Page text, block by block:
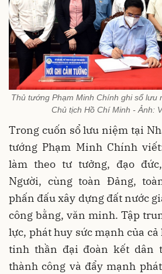
Thủ tướng Phạm Minh Chính ghi sổ lưu
Chủ tịch Hồ Chí Minh - Ảnh:
Trong cuốn sổ lưu niệm tại
tướng Phạm Minh Chính
làm theo tư tưởng, đạo
Người, cùng toàn Đảng,
phấn đấu xây dựng đất nước
công bằng, văn minh. Tập
lực, phát huy sức mạnh của
tinh thần đại đoàn kết dân
thành công và đẩy mạnh